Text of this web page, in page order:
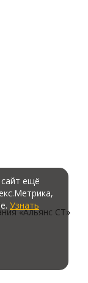
«Альянс СТ»
ещё
Узнать